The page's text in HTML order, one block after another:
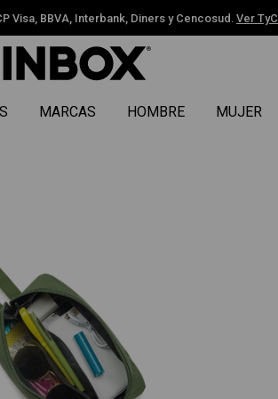
Visa, BBVA, Interbank, Diners y Cencosud. Ver TyC
MARCAS HOMBRE MUJER